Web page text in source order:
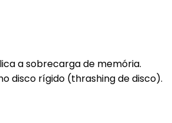
a sobrecarga de memória.
disco rígido (thrashing de disco).